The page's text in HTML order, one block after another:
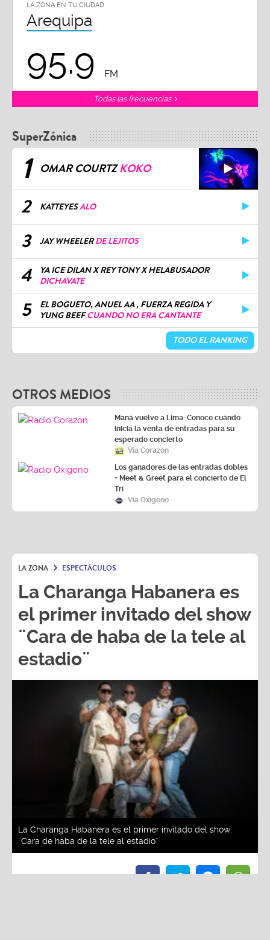
LA ZONA EN TU CIUDAD
Arequipa
95.9 FM
Todas las frecuencias
SuperZónica
1 OMAR COURTZKOKO
2 KATTEYESALO
3 JAY WHEELERDE LEJITOS
4
YA ICE DILAN X REY TONY X HELABUSADOR
DICHAVATE
5
EL BOGUETO, ANUEL AA , FUERZA REGIDA Y
YUNG BEEFCUANDO NO ERA CANTANTE
TODO EL RANKING
Maná vuelve a Lima: Conoce cuándo
inicia la venta de entradas para su
esperado concierto
Vía Corazón
Los ganadores de las entradas dobles
+ Meet & Greet para el concierto de El
Tri
La Charanga Habanera es
el primer invitado del show
¨Cara de haba de la tele al
estadio¨
La Charanga Habanera es el primer invitado del show
¨Cara de haba de la tele al estadio¨